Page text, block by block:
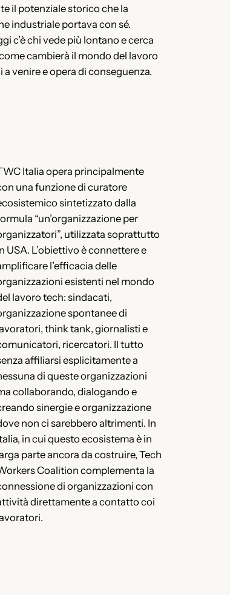
il potenziale storico che la
industriale portava con sé.
c’è chi vede più lontano e cerca
cambierà il mondo del lavoro
a venire e opera di conseguenza.
Italia opera principalmente
una funzione di curatore
sintetizzato dalla
“un’organizzazione per
utilizzata soprattutto
USA. L’obiettivo è connettere e
l’efficacia delle
esistenti nel mondo
lavoro tech: sindacati,
spontanee di
think tank, giornalisti e
ricercatori. Il tutto
affiliarsi esplicitamente a
di queste organizzazioni
collaborando, dialogando e
sinergie e organizzazione
non ci sarebbero altrimenti. In
in cui questo ecosistema è in
parte ancora da costruire, Tech
Coalition complementa la
di organizzazioni con
direttamente a contatto coi